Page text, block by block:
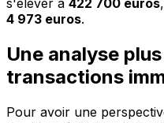
s'élever à 422 700 euros
4 973 euros.
Une analyse
transactions
Pour avoir une